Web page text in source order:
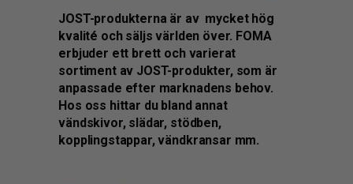
JOST-produkterna är av mycket hög
kvalité och säljs världen över. FOMA
erbjuder ett brett och varierat
sortiment av JOST-produkter, som är
anpassade efter marknadens behov.
Hos oss hittar du bland annat
vändskivor, slädar, stödben,
kopplingstappar, vändkransar mm.